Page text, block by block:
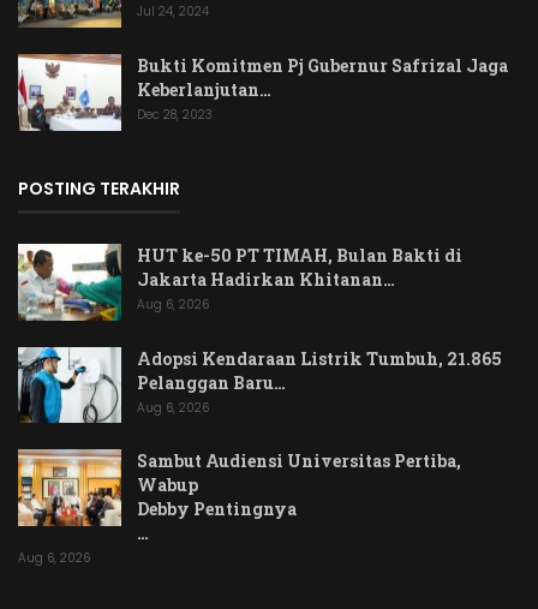
Jul 24, 2024
Bukti Komitmen Pj Gubernur Safrizal Jaga
Keberlanjutan…
Dec 28, 2023
POSTING TERAKHIR
HUT ke-50 PT TIMAH, Bulan Bakti di
Jakarta Hadirkan Khitanan…
Aug 6, 2026
Adopsi Kendaraan Listrik Tumbuh, 21.865
Pelanggan Baru…
Aug 6, 2026
Sambut Audiensi Universitas Pertiba,
Wabup
Debby Pentingnya
…
Aug 6, 2026